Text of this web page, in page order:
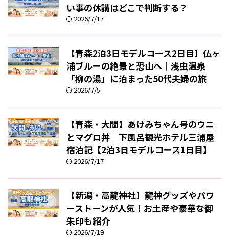
い事の休講はどこで判断する？
2026/7/17
【青森2泊3日モデルコース2日目】仏ヶ
浦ブルーの絶景と恐山へ｜浅虫温泉
「柳の湯」に泊まった50代夫婦の旅
2026/7/5
【青森・大間】あけみちゃん号のウニ
とマグロ丼｜下風呂観光ホテル三浦屋
宿泊記【2泊3日モデルコース1日目】
2026/7/17
【新潟・高龍神社】龍神グッズやパワ
ーストーンが人気！お土産や豪華な御
朱印も紹介
2026/7/19